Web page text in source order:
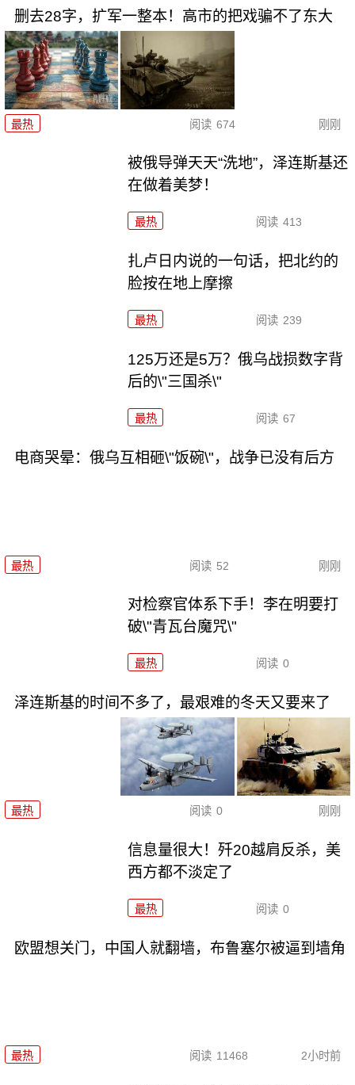
删去28字，扩军一整本！高市的把戏骗不了东大
最热 阅读 674 刚刚
被俄导弹天天“洗地”，泽连斯基还
在做着美梦！
最热 阅读 413
扎卢日内说的一句话，把北约的
脸按在地上摩擦
最热 阅读 239
125万还是5万？俄乌战损数字背
后的\"三国杀\"
最热 阅读 67
电商哭晕：俄乌互相砸\"饭碗\"，战争已没有后方
最热 阅读 52 刚刚
对检察官体系下手！李在明要打
破\"青瓦台魔咒\"
最热 阅读 0
泽连斯基的时间不多了，最艰难的冬天又要来了
最热 阅读 0 刚刚
信息量很大！歼20越肩反杀，美
西方都不淡定了
最热 阅读 0
欧盟想关门，中国人就翻墙，布鲁塞尔被逼到墙角
最热 阅读 11468 2小时前